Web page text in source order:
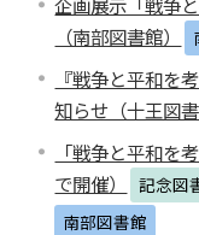
（南部図書館）
『戦争と平和を
知らせ（十王図書
「戦争と平和を
で開催）
記念図
南部図書館